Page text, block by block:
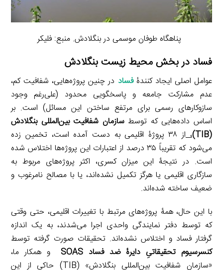
پناهگاه طوفان موسمی در بنگلادش. منبع: فلیکر
فساد در بخش محیط زیست بنگلادش
عوامل اصلی ایجاد کنندۀفساد در چنین پروژه‌هایی، شفافیت کم،
عدم مشارکت جامعه و پاسخگویی محدود (علی‌رغم وجود
سازوکارهای رسمی برای مرتفع ساختن‌ این مسائل) است. بر
اساس داده‌هایی که توسطسازمان شفافیت بین‌المللی بنگلادش
(TIB)
،
از ۳۸ پروژۀ اقلیمی به دست آمده است، تخمین زده
می‌شود كه تقریباً ۳۵ درصد از اعتبارات این پروژه‌ها اختلاس شده
است. در نتیجۀ این میزان کسری، اکثر پروژه‌های مربوط به
سازگاری اقلیمی یا هرگز تکمیل نشده‌اند، یا با مصالح نامرغوب و
ضعیف ساخته شده‌اند.
با این حال، همۀ پروژه‌های مرتبط با تغییرات اقلیمی، حتی وقتی
که توسط دفتر نمایندگی واحدی اجرا می‌شدند، به یک اندازه
گرفتار فساد و اختلاس نشده‌اند. تحقیقات صورت گرفته توسط
کنسرسیوم تحقیقاتیِ دایرۀ ضد فساد SOAS
و همکار ما،
«سازمان شفافیت بین‌المللی بنگلادش» (TIB) حاکی از این